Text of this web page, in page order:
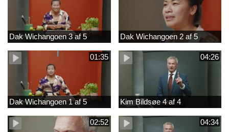
Dak Wichangoen 3 af 5 Dak Wichangoen 2 af 5
01:35
Dak Wichangoen 1 af 5
04:26
Kim Bildsøe 4 af 4
02:52 04:34